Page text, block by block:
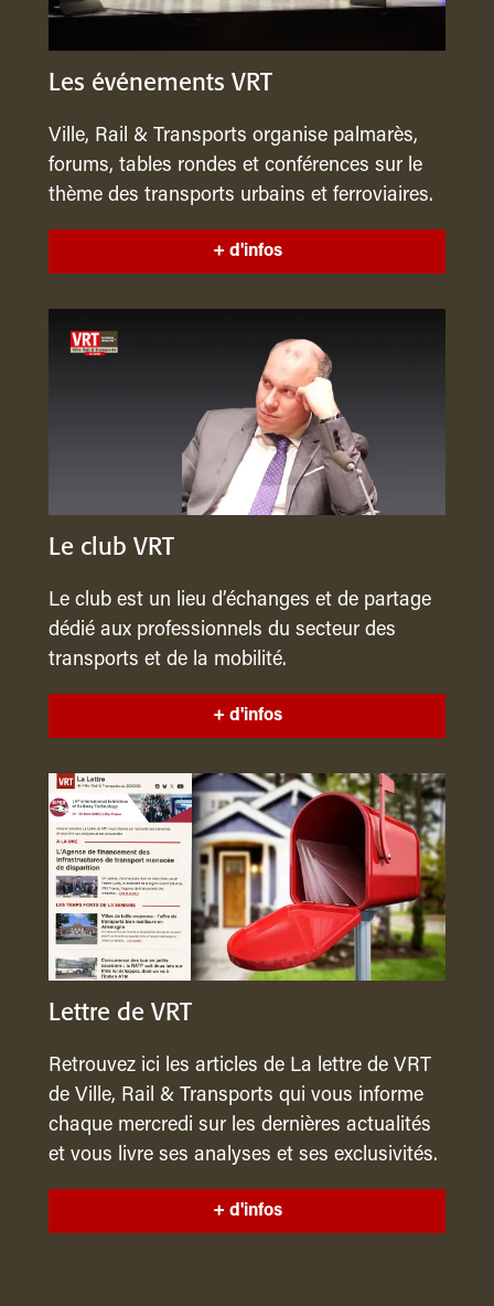
Les événements VRT
Ville, Rail & Transports organise palmarès,
forums, tables rondes et conférences sur le
thème des transports urbains et ferroviaires.
+ d'infos
Le club VRT
Le club est un lieu d’échanges et de partage
dédié aux professionnels du secteur des
transports et de la mobilité.
+ d'infos
Lettre de VRT
Retrouvez ici les articles de La lettre de VRT
de Ville, Rail & Transports qui vous informe
chaque mercredi sur les dernières actualités
et vous livre ses analyses et ses exclusivités.
+ d'infos